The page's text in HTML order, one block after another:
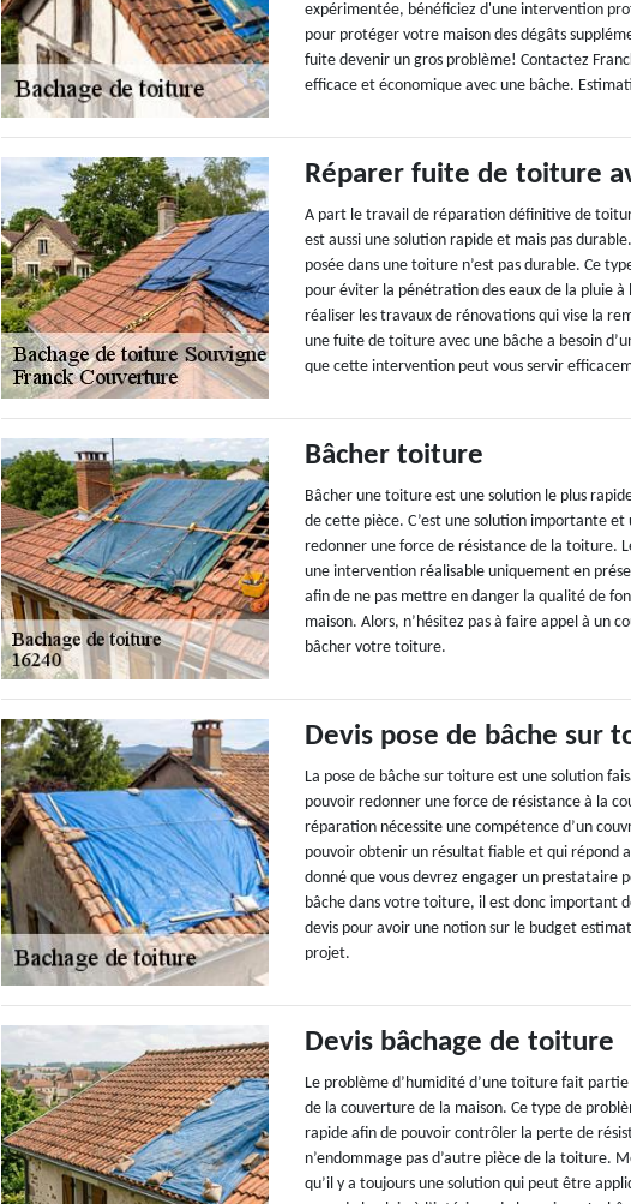
expérimentée, bénéficiez d'une intervention
pour protéger votre maison des dégâts
fuite devenir un gros problème! Contactez
efficace et économique avec une bâche.
Réparer fuite de toiture
A part le travail de réparation définitive de
est aussi une solution rapide et mais pas
posée dans une toiture n’est pas durable. Ce
pour éviter la pénétration des eaux de la pluie
réaliser les travaux de rénovations qui vise la
une fuite de toiture avec une bâche a besoin
que cette intervention peut vous servir
Bâcher toiture
Bâcher une toiture est une solution le plus
de cette pièce. C’est une solution importante
redonner une force de résistance de la toiture.
une intervention réalisable uniquement en
afin de ne pas mettre en danger la qualité de
maison. Alors, n’hésitez pas à faire appel à un
bâcher votre toiture.
Devis pose de bâche sur
La pose de bâche sur toiture est une solution
pouvoir redonner une force de résistance à la
réparation nécessite une compétence d’un
pouvoir obtenir un résultat fiable et qui répond
donné que vous devrez engager un prestataire
bâche dans votre toiture, il est donc important
devis pour avoir une notion sur le budget
projet.
Devis bâchage de toiture
Le problème d’humidité d’une toiture fait
de la couverture de la maison. Ce type de
rapide afin de pouvoir contrôler la perte de
n’endommage pas d’autre pièce de la toiture.
qu’il y a toujours une solution qui peut être